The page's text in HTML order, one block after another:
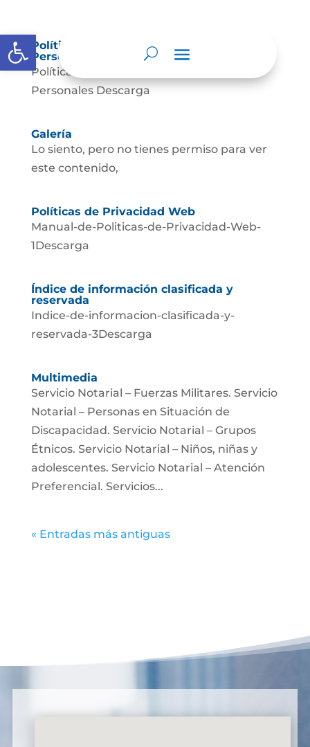
Abrir barra de herramientas
Política de Tratamiento de Datos
Personales.
Política de Tratamiento de Datos
Personales Descarga
Galería
Lo siento, pero no tienes permiso para ver
este contenido,
Políticas de Privacidad Web
Manual-de-Politicas-de-Privacidad-Web-
1Descarga
Índice de información clasificada y
reservada
Indice-de-informacion-clasificada-y-
reservada-3Descarga
Multimedia
Servicio Notarial – Fuerzas Militares. Servicio
Notarial – Personas en Situación de
Discapacidad. Servicio Notarial – Grupos
Étnicos. Servicio Notarial – Niños, niñas y
adolescentes. Servicio Notarial – Atención
Preferencial. Servicios...
« Entradas más antiguas